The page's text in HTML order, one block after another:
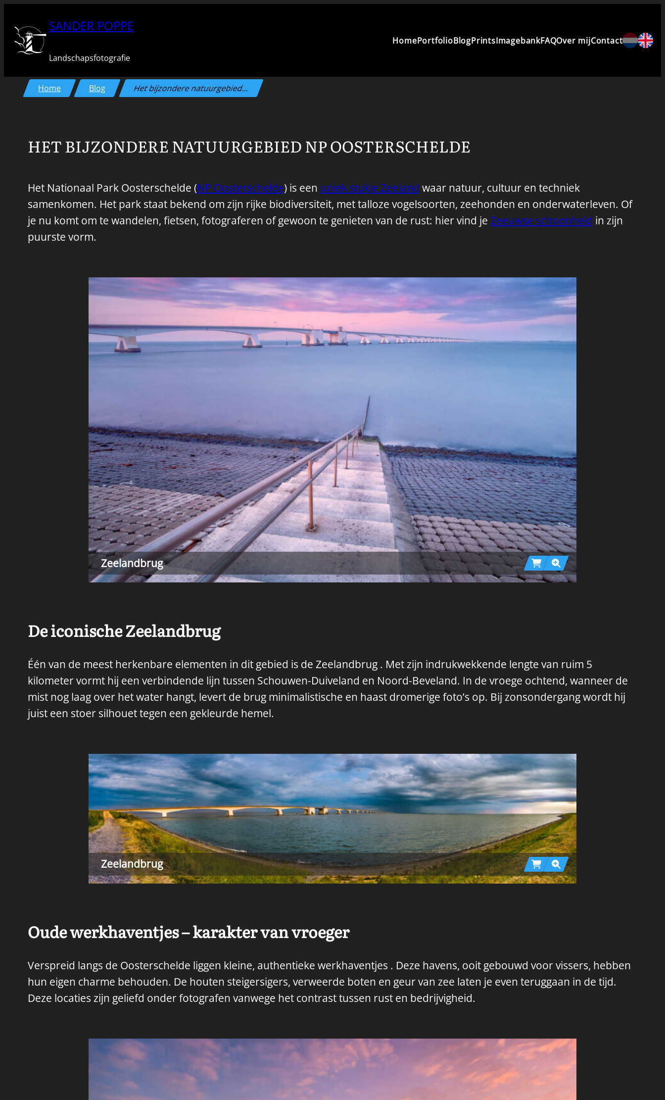
naar
de
SANDER POPPE
Landschapsfotografie
HomePortfolioBlogPrintsImagebankFAQOver mijContact
Home Blog Het bijzondere natuurgebied…
HET BIJZONDERE NATUURGEBIED NP OOSTERSCHELDE
Het Nationaal Park Oosterschelde (NP Oosterschelde) is een uniek stukje Zeeland waar natuur, cultuur en techniek
samenkomen. Het park staat bekend om zijn rijke biodiversiteit, met talloze vogelsoorten, zeehonden en onderwaterleven. Of
je nu komt om te wandelen, fietsen, fotograferen of gewoon te genieten van de rust: hier vind je Zeeuwse schoonheid in zijn
puurste vorm.
Zeelandbrug
De iconische Zeelandbrug
Één van de meest herkenbare elementen in dit gebied is de Zeelandbrug . Met zijn indrukwekkende lengte van ruim 5
kilometer vormt hij een verbindende lijn tussen Schouwen-Duiveland en Noord-Beveland. In de vroege ochtend, wanneer de
mist nog laag over het water hangt, levert de brug minimalistische en haast dromerige foto’s op. Bij zonsondergang wordt hij
juist een stoer silhouet tegen een gekleurde hemel.
Zeelandbrug
Oude werkhaventjes – karakter van vroeger
Verspreid langs de Oosterschelde liggen kleine, authentieke werkhaventjes . Deze havens, ooit gebouwd voor vissers, hebben
hun eigen charme behouden. De houten steigersigers, verweerde boten en geur van zee laten je even teruggaan in de tijd.
Deze locaties zijn geliefd onder fotografen vanwege het contrast tussen rust en bedrijvigheid.